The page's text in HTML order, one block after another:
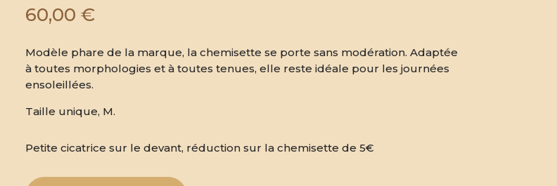
60,00€
Modèle phare de la marque, la chemisette se porte sans modération. Adaptée
à toutes morphologies et à toutes tenues, elle reste idéale pour les journées
ensoleillées.
Taille unique, M.
Petite cicatrice sur le devant, réduction sur la chemisette de 5€